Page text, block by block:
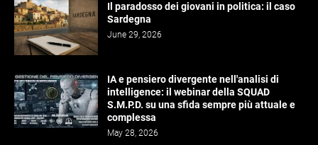
Il paradosso dei giovani in politica: il caso
Sardegna
June 29, 2026
IA e pensiero divergente nell'analisi di
intelligence: il webinar della SQUAD
S.M.P.D. su una sfida sempre più attuale e
complessa
May 28, 2026